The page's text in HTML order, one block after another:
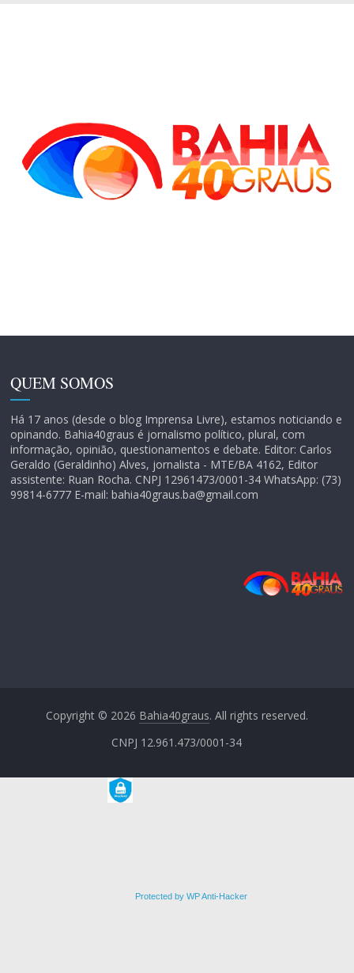
QUEM SOMOS
Há 17 anos (desde o blog Imprensa Livre), estamos noticiando e
opinando. Bahia40graus é jornalismo político, plural, com
informação, opinião, questionamentos e debate. Editor: Carlos
Geraldo (Geraldinho) Alves, jornalista - MTE/BA 4162, Editor
assistente: Ruan Rocha. CNPJ 12961473/0001-34 WhatsApp: (73)
99814-6777 E-mail: bahia40graus.ba@gmail.com
Copyright © 2026 Bahia40graus. All rights reserved.
CNPJ 12.961.473/0001-34
Protected by WP Anti-Hacker